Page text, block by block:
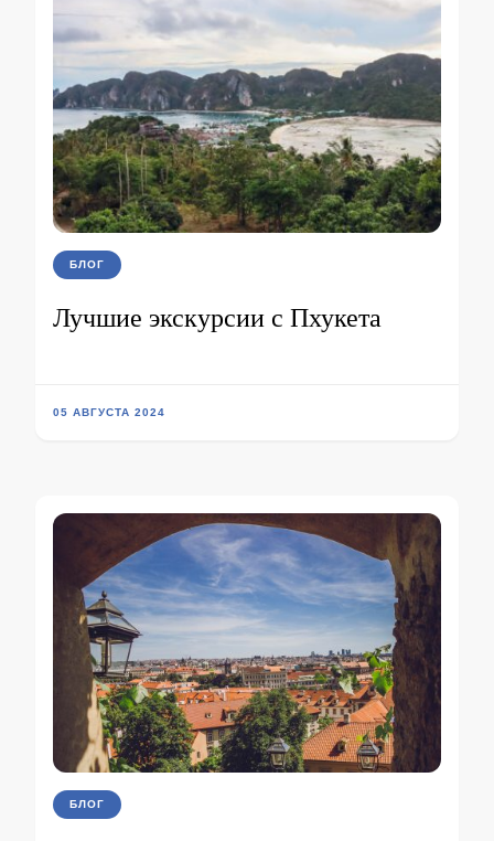
БЛОГ
Лучшие экскурсии с Пхукета
05 АВГУСТА 2024
БЛОГ